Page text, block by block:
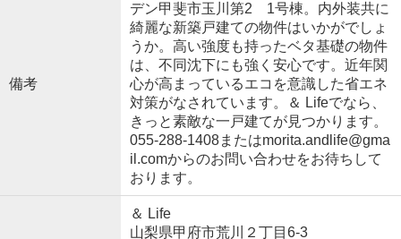
備考
デン甲斐市玉川第2 1号棟。内外装共に
綺麗な新築戸建ての物件はいかがでしょ
うか。高い強度も持ったベタ基礎の物件
は、不同沈下にも強く安心です。近年関
心が高まっているエコを意識した省エネ
対策がなされています。＆ Lifeでなら、
きっと素敵な一戸建てが見つかります。
055-288-1408またはmorita.andlife@gma
il.comからのお問い合わせをお待ちして
おります。
＆ Life
山梨県甲府市荒川２丁目6-3